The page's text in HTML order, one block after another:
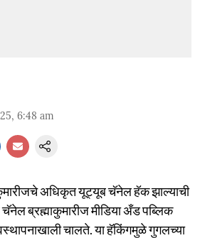
6:48 am
अधिकृत यूट्यूब चॅनेल हॅक झाल्याची
ब्रह्माकुमारीज मीडिया अँड पब्लिक
चालते. या हॅकिंगमुळे गुगलच्या